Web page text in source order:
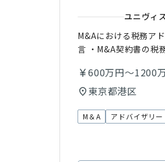
ユニヴィ
M&Aにおける税務ア
言 ・M&A契約書の税
600万円～1200
東京都港区
M＆A アドバイザリー